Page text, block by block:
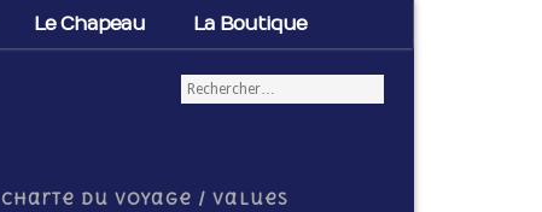
Le Chapeau La Boutique
Charte du voyage / Values